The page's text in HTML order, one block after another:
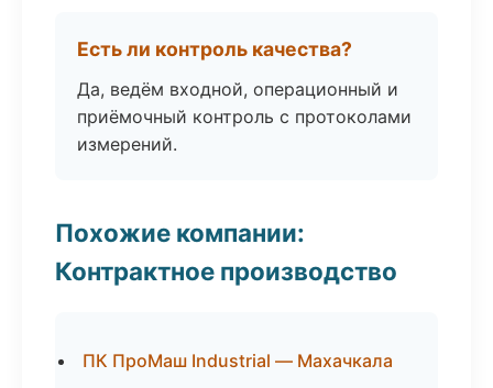
Есть ли контроль качества?
Да, ведём входной, операционный и
приёмочный контроль с протоколами
измерений.
Похожие компании:
Контрактное производство
ПК ПроМаш Industrial — Махачкала